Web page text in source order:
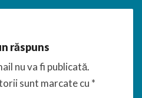
răspuns
nu va fi publicată.
sunt marcate cu *